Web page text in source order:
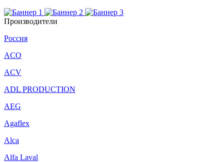
Производители
Россия
ACO
ACV
ADL PRODUCTION
AEG
Agaflex
Alca
Alfa Laval